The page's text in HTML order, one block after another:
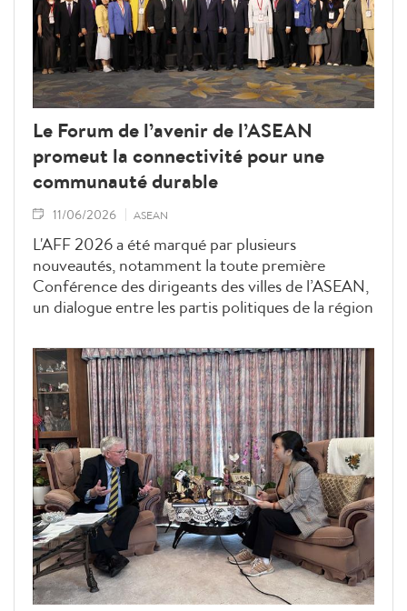
Le Forum de l’avenir de l’ASEAN
promeut la connectivité pour une
communauté durable
11/06/2026 ASEAN
L'AFF 2026 a été marqué par plusieurs
nouveautés, notamment la toute première
Conférence des dirigeants des villes de l’ASEAN,
un dialogue entre les partis politiques de la région
jeunesse et de la sous-région du Mékong. Ces
initiatives contribuent à renforcer les échanges
entre les peuples, à promouvoir la connectivité et
à bâtir une communauté de l’ASEAN durable,
inclusive et axée sur le citoyen, a-t-il indiqué,
ajoutant que les idées et propositions
substantielles issues du forum seront soumises
aux dirigeants de l’ASEAN.